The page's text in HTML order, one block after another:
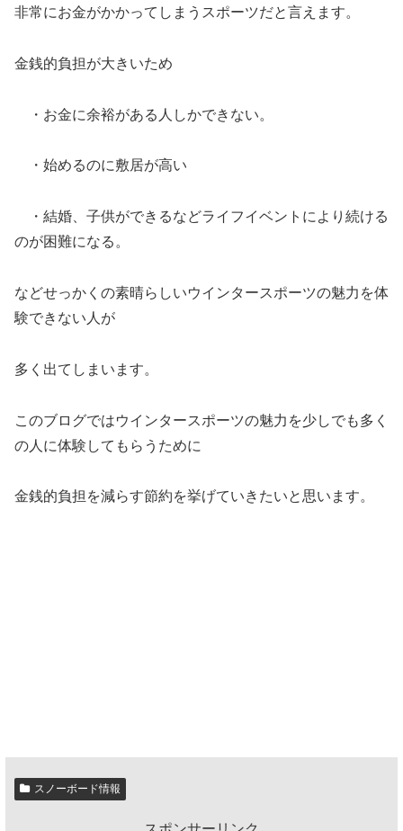
非常にお金がかかってしまうスポーツだと言えます。
金銭的負担が大きいため
・お金に余裕がある人しかできない。
・始めるのに敷居が高い
・結婚、子供ができるなどライフイベントにより続ける
のが困難になる。
などせっかくの素晴らしいウインタースポーツの魅力を体
験できない人が
多く出てしまいます。
このブログではウインタースポーツの魅力を少しでも多く
の人に体験してもらうために
金銭的負担を減らす節約を挙げていきたいと思います。
スノーボード情報